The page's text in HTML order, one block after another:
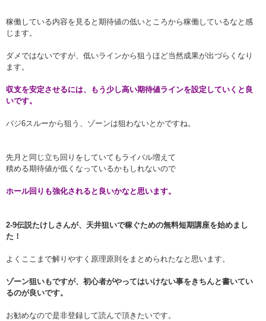
稼働している内容を見ると期待値の低いところから稼働しているなと感
じます。
ダメではないですが、低いラインから狙うほど当然成果が出づらくなり
ます。
収支を安定させるには、もう少し高い期待値ラインを設定していくと良
いです。
バジ6スルーから狙う、ゾーンは狙わないとかですね。
先月と同じ立ち回りをしていてもライバル増えて
積める期待値が低くなっているかもしれないので
ホール回りも強化されると良いかなと思います。
2-9伝説たけしさんが、天井狙いで稼ぐための無料短期講座を始めまし
た！
よくここまで解りやすく原理原則をまとめられたなと思います。
ゾーン狙いもですが、初心者がやってはいけない事をきちんと書いてい
るのが良いです。
お勧めなので是非登録して読んで頂きたいです。